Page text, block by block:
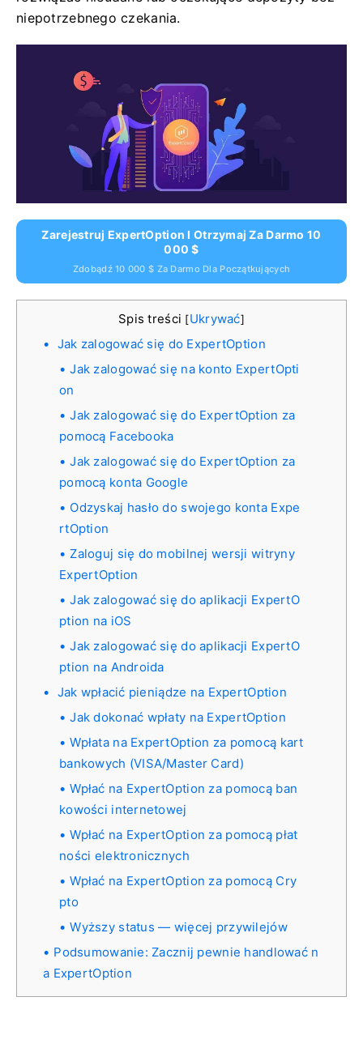
niepotrzebnego czekania.
Zarejestruj ExpertOption I Otrzymaj Za Darmo 10
000 $
Zdobądź 10 000 $ Za Darmo Dla Początkujących
Spis treści [Ukrywać]
Jak zalogować się do ExpertOption
Jak zalogować się na konto ExpertOpti
on
Jak zalogować się do ExpertOption za
pomocą Facebooka
Jak zalogować się do ExpertOption za
pomocą konta Google
Odzyskaj hasło do swojego konta Expe
rtOption
Zaloguj się do mobilnej wersji witryny
ExpertOption
Jak zalogować się do aplikacji ExpertO
ption na iOS
Jak zalogować się do aplikacji ExpertO
ption na Androida
Jak wpłacić pieniądze na ExpertOption
Jak dokonać wpłaty na ExpertOption
Wpłata na ExpertOption za pomocą kart
bankowych (VISA/Master Card)
Wpłać na ExpertOption za pomocą ban
kowości internetowej
Wpłać na ExpertOption za pomocą płat
ności elektronicznych
Wpłać na ExpertOption za pomocą Cry
pto
Wyższy status — więcej przywilejów
Podsumowanie: Zacznij pewnie handlować n
a ExpertOption